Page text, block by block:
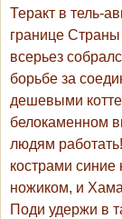
Теракт в тель-
границе Страны
всерьез
борьбе за
дешевыми
белокаменном
людям
кострами синие
ножиком, и
Поди удержи в